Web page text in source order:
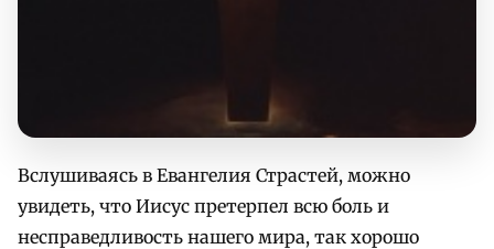
Вслушиваясь в Евангелия Страстей, можно
увидеть, что Иисус претерпел всю боль и
несправедливость нашего мира, так хорошо